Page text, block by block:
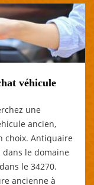
véhicule
une
ancien,
choix. Antiquaire
le domaine
le 34270.
ancienne à